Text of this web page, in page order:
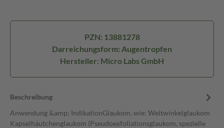
PZN: 13881278
Darreichungsform: Augentropfen
Hersteller: Micro Labs GmbH
Beschreibung
Anwendung &amp; IndikationGlaukom, wie: Weitwinkelglaukom
Kapselhäutchenglaukom (Pseudoexfoliationsglaukom, spezielle